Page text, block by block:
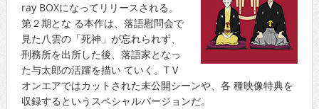
ray BOXになってリリースされる。
第２期とな る本作は、落語慰問会で
見た八雲の「死神」が忘れられず、
刑務所を出所した後、落語家となっ
た与太郎の活躍を描い ていく。T V
オンエアではカットされた未公開シーンや、各 種映像特典を
収録するというスペシャルバージョンだ。